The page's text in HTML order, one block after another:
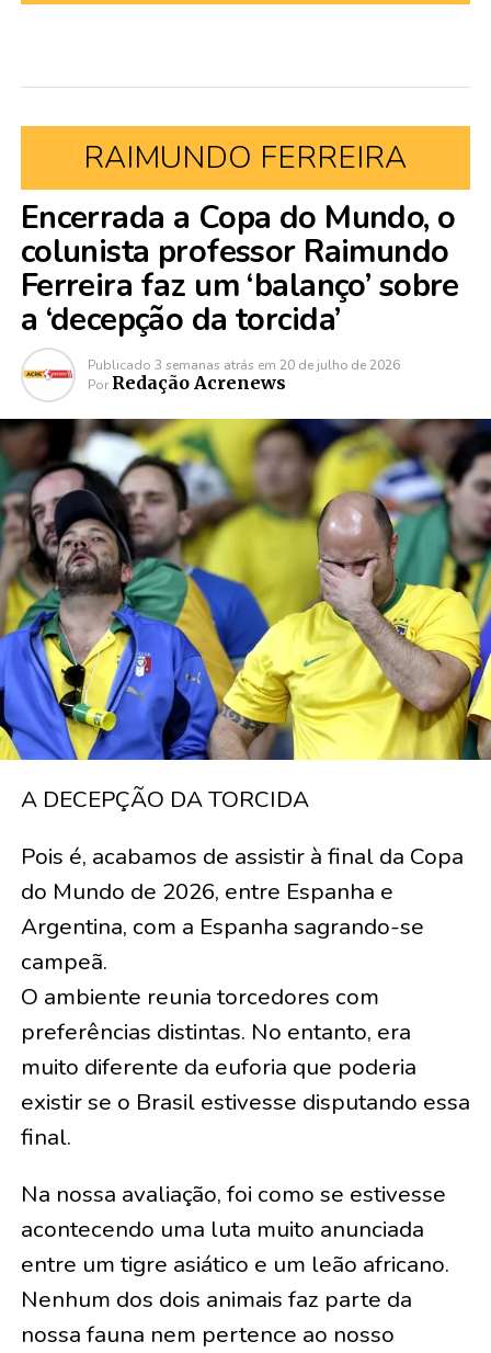
RAIMUNDO FERREIRA
Encerrada a Copa do Mundo, o
colunista professor Raimundo
Ferreira faz um ‘balanço’ sobre
a ‘decepção da torcida’
Publicado 3 semanas atrás em 20 de julho de 2026
Por Redação Acrenews
A DECEPÇÃO DA TORCIDA
Pois é, acabamos de assistir à final da Copa
do Mundo de 2026, entre Espanha e
Argentina, com a Espanha sagrando-se
campeã.
O ambiente reunia torcedores com
preferências distintas. No entanto, era
muito diferente da euforia que poderia
existir se o Brasil estivesse disputando essa
final.
Na nossa avaliação, foi como se estivesse
acontecendo uma luta muito anunciada
entre um tigre asiático e um leão africano.
Nenhum dos dois animais faz parte da
nossa fauna nem pertence ao nosso